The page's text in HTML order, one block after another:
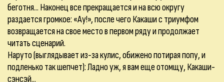
беготня... Наконец все прекращается и на всю округу
раздается громкое: «Ау!», после чего Какаши с триумфом
возвращается на свое место в первом ряду и продолжает
читать сценарий.
Наруто (выглядывает из-за кулис, обижено потирая попу, и
подленько так шепчет): Ладно уж, я вам еще отомщу, Какаши-
сэнсэй...